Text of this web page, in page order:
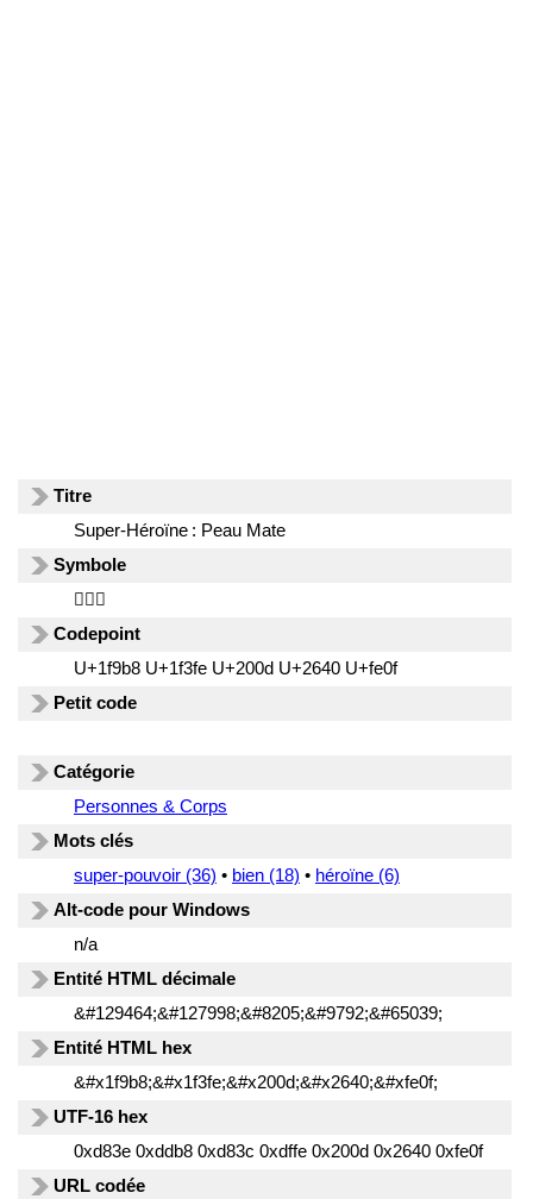
Titre
Super-Héroïne : Peau Mate
Symbole
🦸🏾‍♀️
Codepoint
U+1f9b8 U+1f3fe U+200d U+2640 U+fe0f
Petit code
Catégorie
Personnes & Corps
Mots clés
super-pouvoir (36) • bien (18) • héroïne (6)
Alt-code pour Windows
n/a
Entité HTML décimale
&#129464;&#127998;&#8205;&#9792;&#65039;
Entité HTML hex
&#x1f9b8;&#x1f3fe;&#x200d;&#x2640;&#xfe0f;
UTF-16 hex
0xd83e 0xddb8 0xd83c 0xdffe 0x200d 0x2640 0xfe0f
URL codée